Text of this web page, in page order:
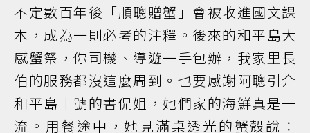
不定數百年後「順聰贈蟹」會被收進國文課
本，成為一則必考的注釋。後來的和平島大
感蟹祭，你司機、導遊一手包辦，我家里長
伯的服務都沒這麼周到。也要感謝阿聰引介
和平島十號的書侃姐，她們家的海鮮真是一
流。用餐途中，她見滿桌透光的蟹殼說：